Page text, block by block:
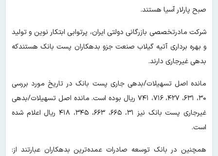
صبح پارلار آسیا هستند.
شرکت مادرتخصصی بازرگانی دولتی ایران، پرتوابی ابتکار نوین و تولید
و بهره برداری آتیه گیلاب صنعت جزو بدهکاران پست بانک هستندکه
بدهی غیرجاری دارند.
مانده اصل تسهیلات/بدهی جاری پست بانک در تاریخ مورد بررسی
۳۰، ۶۳۱، ۴۲۷، ۷۱۶، ۷۴۱ ریال بوده است. مانده اصل تسهیلات/بدهی
غیرجاری پست بانک نیز ۳۱، ۶۶۵، ۶۶۳، ۳۴۵، ۴۱۸ ریال اعلام شده
است.
همچنین در بانک توسعه صادرات عمده‌ترین بدهکاران عبارتند از: